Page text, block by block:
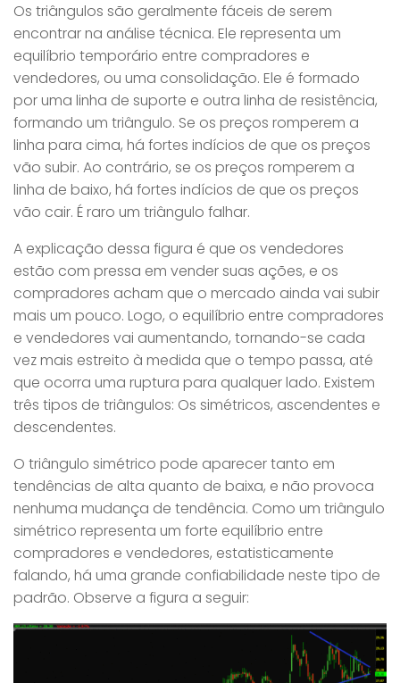
Os triângulos são geralmente fáceis de serem
encontrar na análise técnica. Ele representa um
equilíbrio temporário entre compradores e
vendedores, ou uma consolidação. Ele é formado
por uma linha de suporte e outra linha de resistência,
formando um triângulo. Se os preços romperem a
linha para cima, há fortes indícios de que os preços
vão subir. Ao contrário, se os preços romperem a
linha de baixo, há fortes indícios de que os preços
vão cair. É raro um triângulo falhar.
A explicação dessa figura é que os vendedores
estão com pressa em vender suas ações, e os
compradores acham que o mercado ainda vai subir
mais um pouco. Logo, o equilíbrio entre compradores
e vendedores vai aumentando, tornando-se cada
vez mais estreito à medida que o tempo passa, até
que ocorra uma ruptura para qualquer lado. Existem
três tipos de triângulos: Os simétricos, ascendentes e
descendentes.
O triângulo simétrico pode aparecer tanto em
tendências de alta quanto de baixa, e não provoca
nenhuma mudança de tendência. Como um triângulo
simétrico representa um forte equilíbrio entre
compradores e vendedores, estatisticamente
falando, há uma grande confiabilidade neste tipo de
padrão. Observe a figura a seguir: